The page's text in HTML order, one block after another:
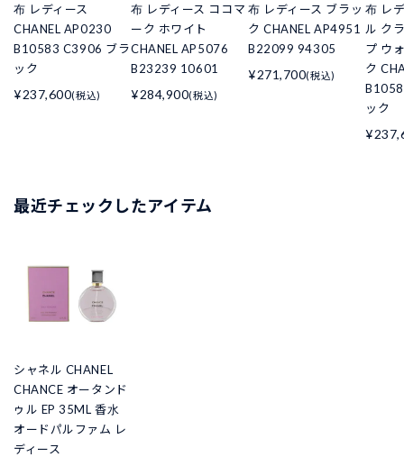
布 レディース
CHANEL AP0230
B10583 C3906 ブラ
ック
¥237,600(税込)
布 レディース ココマ
ーク ホワイト
CHANEL AP5076
B23239 10601
¥284,900(税込)
布 レディース ブラッ
ク CHANEL AP4951
B22099 94305
¥271,700(税込)
布 レ
ル ク
プ ウ
ク
ック
最近チェックしたアイテム
シャネル CHANEL
CHANCE オータンド
ゥル EP 35ML 香水
オードパルファム レ
ディース